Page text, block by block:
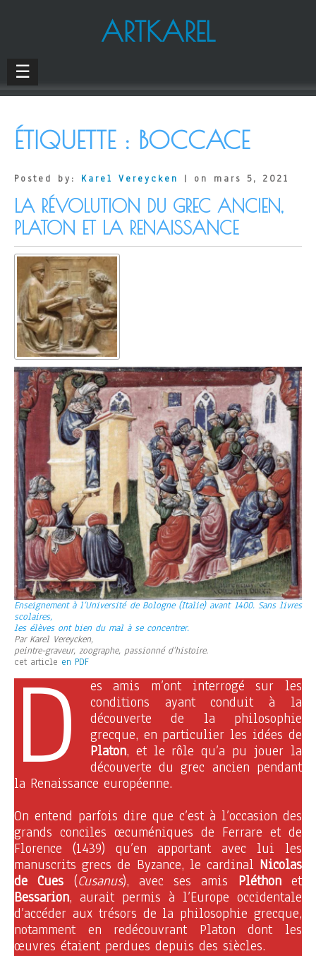
ARTKAREL
☰
ÉTIQUETTE : BOCCACE
Posted by: Karel Vereycken | on mars 5, 2021
LA RÉVOLUTION DU GREC ANCIEN,
PLATON ET LA RENAISSANCE
Enseignement à l’Université de Bologne (Italie) avant 1400. Sans livres
scolaires,
les élèves ont bien du mal à se concentrer.
Par Karel Vereycken,
peintre-graveur, zoographe, passionné d’histoire.
cet article en PDF
D
es amis m’ont interrogé sur les
conditions ayant conduit à la
découverte de la philosophie
grecque, en particulier les idées de
Platon, et le rôle qu’a pu jouer la
découverte du grec ancien pendant
la Renaissance européenne.
On entend parfois dire que c’est à l’occasion des
grands conciles œcuméniques de Ferrare et de
Florence (1439) qu’en apportant avec lui les
manuscrits grecs de Byzance, le cardinal Nicolas
de Cues (Cusanus), avec ses amis Pléthonet
Bessarion, aurait permis à l’Europe occidentale
d’accéder aux trésors de la philosophie grecque,
notamment en redécouvrant Platon dont les
œuvres étaient perdues depuis des siècles.